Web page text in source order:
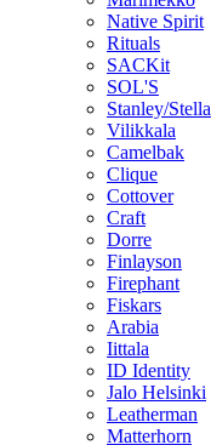
Native Spirit
Rituals
SACKit
SOL'S
Stanley/Stella
Vilikkala
Camelbak
Clique
Cottover
Craft
Dorre
Finlayson
Firephant
Fiskars
Arabia
Iittala
ID Identity
Jalo Helsinki
Leatherman
Matterhorn